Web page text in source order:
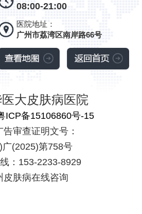
08:00-21:00
医院地址：
广州市荔湾区南岸路66号
大皮肤病医院
ICP备15106860号-15
告审查证明文号：
广(2025)第758号
：153-2233-8929
皮肤病在线咨询